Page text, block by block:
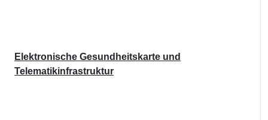
Elektronische Gesundheitskarte und
Telematikinfrastruktur